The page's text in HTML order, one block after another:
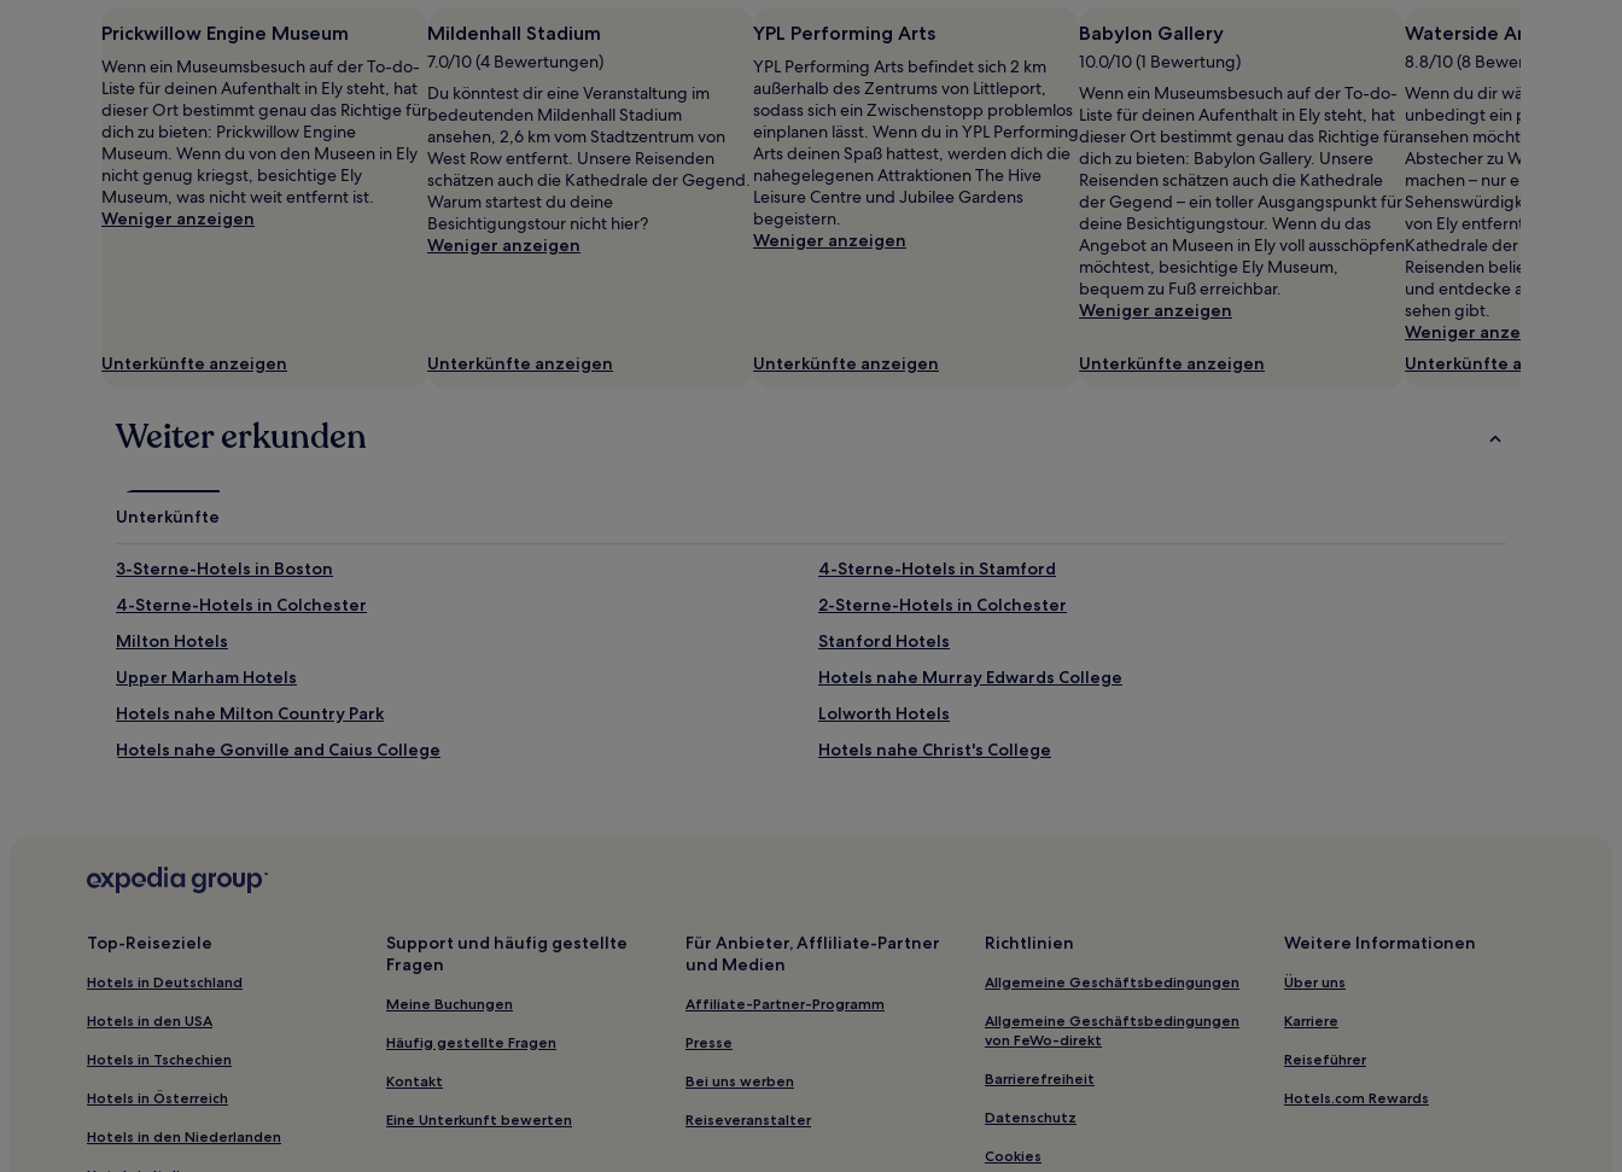
für
Aufenthalt
mit
1 Übernachtung
von
2 Erwachsenen
gefunden
wurde.
Preise
können
gelten.
Prickwillow Engine Museum
Wenn ein Museumsbesuch auf der To-do-
Liste für deinen Aufenthalt in Ely steht, hat
dieser Ort bestimmt genau das Richtige für
dich zu bieten: Prickwillow Engine
Museum. Wenn du von den Museen in Ely
nicht genug kriegst, besichtige Ely
Museum, was nicht weit entfernt ist.
Weniger anzeigen
Unterkünfte anzeigen
Mildenhall Stadium
7.0/10 (4 Bewertungen)
Du könntest dir eine Veranstaltung im
bedeutenden Mildenhall Stadium
ansehen, 2,6 km vom Stadtzentrum von
West Row entfernt. Unsere Reisenden
schätzen auch die Kathedrale der Gegend.
Warum startest du deine
Besichtigungstour nicht hier?
Weniger anzeigen
Unterkünfte anzeigen
YPL Performing Arts
YPL Performing Arts befindet sich 2 km
außerhalb des Zentrums von Littleport,
sodass sich ein Zwischenstopp problemlos
einplanen lässt. Wenn du in YPL Performing
Arts deinen Spaß hattest, werden dich die
nahegelegenen Attraktionen The Hive
Leisure Centre und Jubilee Gardens
begeistern.
Weniger anzeigen
Unterkünfte anzeigen
Babylon Gallery
10.0/10 (1 Bewertung)
Wenn ein Museumsbesuch auf der To-do-
Liste für deinen Aufenthalt in Ely steht, hat
dieser Ort bestimmt genau das Richtige für
dich zu bieten: Babylon Gallery. Unsere
Reisenden schätzen auch die Kathedrale
der Gegend – ein toller Ausgangspunkt für
deine Besichtigungstour. Wenn du das
Angebot an Museen in Ely voll ausschöpfen
möchtest, besichtige Ely Museum,
bequem zu Fuß erreichbar.
Weniger anzeigen
Unterkünfte anzeigen
Waterside Antiques
8.8/10 (8 Bewertungen)
Wenn du dir während deiner
unbedingt ein paar
ansehen möchtest, solltest
Abstecher zu Waterside
machen – nur eine von
Sehenswürdigkeiten, 0,7
von Ely entfernt. Auch ein
Kathedrale der Gegend ist
Reisenden beliebt. Mach
und entdecke auch alles,
sehen gibt.
Weniger anzeigen
Unterkünfte anzeigen
Weiter erkunden
Unterkünfte
3-Sterne-Hotels in Boston
4-Sterne-Hotels in Stamford
4-Sterne-Hotels in Colchester
2-Sterne-Hotels in Colchester
Milton Hotels
Stanford Hotels
Upper Marham Hotels
Hotels nahe Murray Edwards College
Hotels nahe Milton Country Park
Lolworth Hotels
Hotels nahe Gonville and Caius College
Hotels nahe Christ's College
Oakington Hotels
King's Lynn Hotels
Hotels nahe University of Cambridge
Dalham Hotels
Gasthöfe in Ipswich
Ferienwohnungen in Ipswich
Top-Reiseziele
Hotels in Deutschland
Hotels in den USA
Hotels in Tschechien
Hotels in Österreich
Hotels in den Niederlanden
Support und häufig gestellte
Fragen
Meine Buchungen
Häufig gestellte Fragen
Kontakt
Eine Unterkunft bewerten
Für Anbieter, Affliliate-Partner
und Medien
Affiliate-Partner-Programm
Presse
Bei uns werben
Reiseveranstalter
Richtlinien
Allgemeine Geschäftsbedingungen
Allgemeine Geschäftsbedingungen
von FeWo-direkt
Barrierefreiheit
Datenschutz
Cookies
Weitere Informationen
Über uns
Karriere
Reiseführer
Hotels.com Rewards